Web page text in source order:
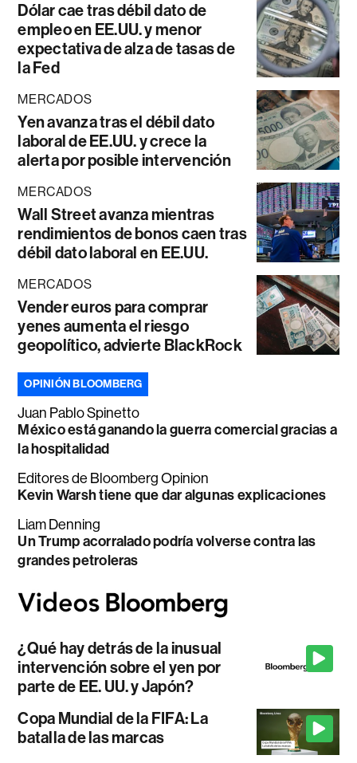
Dólar cae tras débil dato de
empleo en EE.UU. y menor
expectativa de alza de tasas de
la Fed
MERCADOS
Yen avanza tras el débil dato
laboral de EE.UU. y crece la
alerta por posible intervención
MERCADOS
Wall Street avanza mientras
rendimientos de bonos caen tras
débil dato laboral en EE.UU.
MERCADOS
Vender euros para comprar
yenes aumenta el riesgo
geopolítico, advierte BlackRock
OPINIÓN BLOOMBERG
Juan Pablo Spinetto
México está ganando la guerra comercial gracias a
la hospitalidad
Editores de Bloomberg Opinion
Kevin Warsh tiene que dar algunas explicaciones
Liam Denning
Un Trump acorralado podría volverse contra las
grandes petroleras
¿Qué hay detrás de la inusual
intervención sobre el yen por
parte de EE. UU. y Japón?
Copa Mundial de la FIFA: La
batalla de las marcas